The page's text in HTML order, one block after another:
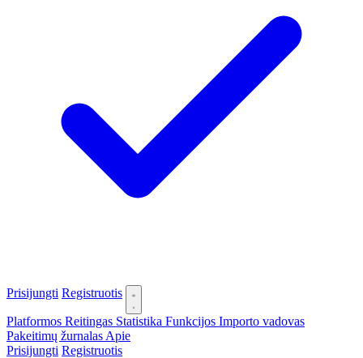
Prisijungti Registruotis
Platformos Reitingas Statistika Funkcijos Importo vadovas
Pakeitimų žurnalas Apie
Prisijungti Registruotis